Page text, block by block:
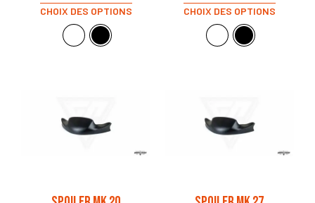
CHOIX DES OPTIONS CHOIX DES OPTIONS